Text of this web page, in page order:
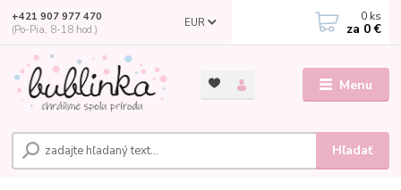
Menu
EUR
Hľadať
+421 907 977 470
(Po-Pia, 8-18 hod.)
0 ks
za 0 €